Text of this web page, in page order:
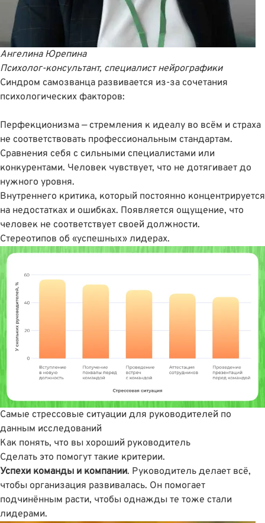
Ангелина Юрепина
Психолог-консультант, специалист нейрографики
Синдром самозванца развивается из-за сочетания
психологических факторов:
Перфекционизма — стремления к идеалу во всём и страха
не соответствовать профессиональным стандартам.
Сравнения себя с сильными специалистами или
конкурентами. Человек чувствует, что не дотягивает до
нужного уровня.
Внутреннего критика, который постоянно концентрируется
на недостатках и ошибках. Появляется ощущение, что
человек не соответствует своей должности.
Стереотипов об «успешных» лидерах.
Самые стрессовые ситуации для руководителей по
данным исследований
Как понять, что вы хороший руководитель
Сделать это помогут такие критерии.
Успехи команды и компании. Руководитель делает всё,
чтобы организация развивалась. Он помогает
подчинённым расти, чтобы однажды те тоже стали
лидерами.